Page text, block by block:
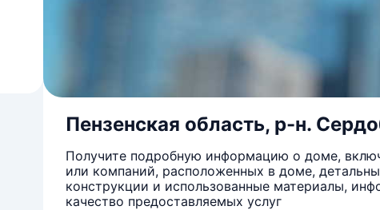
Пензенская область, р-н.
Получите подробную информацию о доме,
или компаний, расположенных в доме,
конструкции и использованные материалы,
качество предоставляемых услуг